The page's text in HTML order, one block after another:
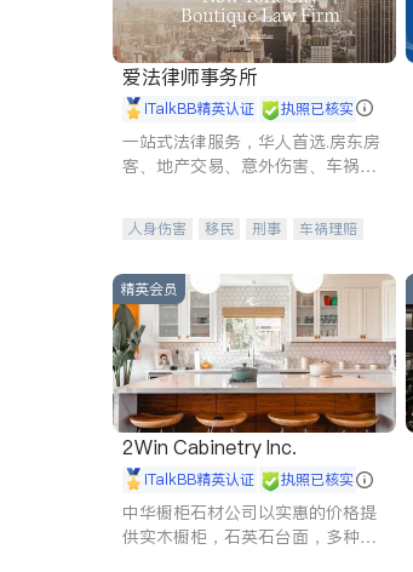
爱法律师事务所
iTalkBB精英认证 执照已核实
一站式法律服务，华人首选.房东房
客、地产交易、意外伤害、车祸重
人身伤害 移民 刑事
车祸理赔
商标注册
索赔 律师-其它 保释
精英会员
2Win Cabinetry Inc.
iTalkBB精英认证 执照已核实
中华橱柜石材公司以实惠的价格提
供实木橱柜，石英石台面，多种优